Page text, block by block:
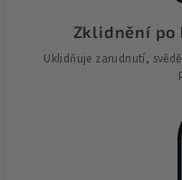
Zklidnění po
Uklidňuje zarudnutí,